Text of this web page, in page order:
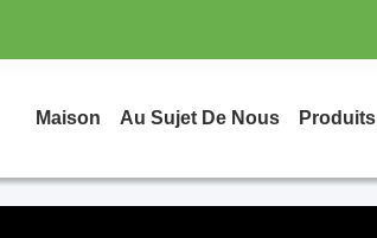
Maison Au Sujet De Nous Produits